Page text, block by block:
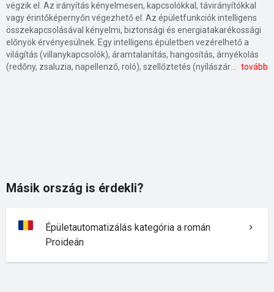
Másik ország is érdekli?
Épületautomatizálás kategória a román
Proideán
végzik el. Az irányítás kényelmesen, kapcsolókkal, távirányítókkal
vagy érintőképernyőn végezhető el. Az épületfunkciók intelligens
összekapcsolásával kényelmi, biztonsági és energiatakarékossági
előnyök érvényesülnek. Egy intelligens épületben vezérelhető a
világítás (villanykapcsolók), áramtalanítás, hangosítás, árnyékolás
tovább